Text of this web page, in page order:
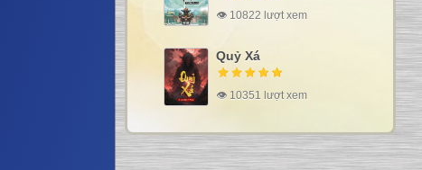
👁 10822 lượt xem
Quỷ Xá
👁 10351 lượt xem